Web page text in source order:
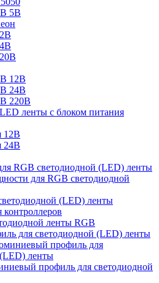
5В
12В
24В
220В
ленты с блоком питания
12В
24В
RGB светодиодной (LED) ленты
для RGB светодиодной
(LED) ленты
ленты RGB
для светодиодной (LED) ленты
профиль для
ленты
профиль для светодиодной